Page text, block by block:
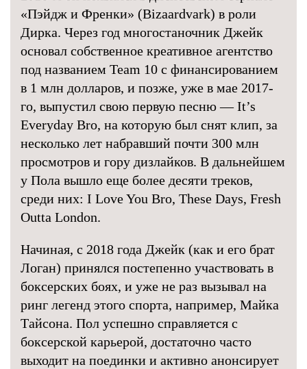
«Пэйдж и Френки» (Bizaardvark) в роли
Дирка. Через год многостаночник Джейк
основал собственное креативное агентство
под названием Team 10 с финансированием
в 1 млн долларов, и позже, уже в мае 2017-
го, выпустил свою первую песню — It’s
Everyday Bro, на которую был снят клип, за
несколько лет набравший почти 300 млн
просмотров и гору дизлайков. В дальнейшем
у Пола вышло еще более десяти треков,
среди них: I Love You Bro, These Days, Fresh
Outta London.
Начиная, с 2018 года Джейк (как и его брат
Логан) принялся постепенно участвовать в
боксерских боях, и уже не раз вызывал на
ринг легенд этого спорта, например, Майка
Тайсона. Пол успешно справляется с
боксерской карьерой, достаточно часто
выходит на поединки и активно анонсирует